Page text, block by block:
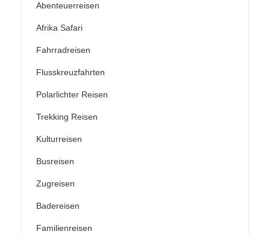
Abenteuerreisen
Afrika Safari
Fahrradreisen
Flusskreuzfahrten
Polarlichter Reisen
Trekking Reisen
Kulturreisen
Busreisen
Zugreisen
Badereisen
Familienreisen